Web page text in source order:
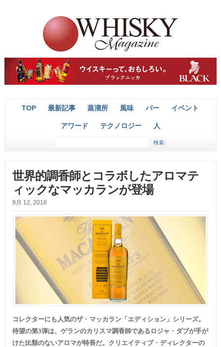
TOP 最新記事 蒸溜所 風味 バー イベント
アワード テクノロジー 人
世界的調香師とコラボしたアロマテ
ィックなマッカランが登場
9月 12, 2018
コレクターにも人気のザ・マッカラン「エディション」シリーズ。
待望の第3弾は、ゲランのカリスマ調香師であるロジャ・ダブが手が
けた比類のないアロマが特長だ。クリエイティブ・ディレクターの